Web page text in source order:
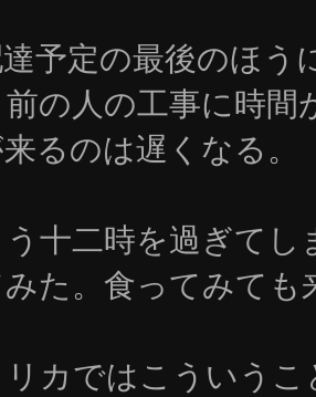
予定の最後のほう
の人の工事に時
るのは遅くなる。
十二時を過ぎて
た。食ってみても
リカではこういう